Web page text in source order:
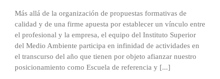
Más allá de la organización de propuestas formativas de
calidad y de una firme apuesta por establecer un vínculo entre
el profesional y la empresa, el equipo del Instituto Superior
del Medio Ambiente participa en infinidad de actividades en
el transcurso del año que tienen por objeto afianzar nuestro
posicionamiento como Escuela de referencia y [...]